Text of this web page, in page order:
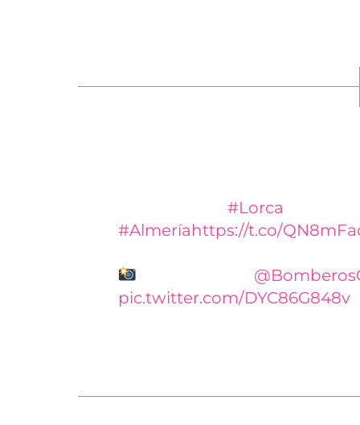
#Lorca
#Almeríahttps://t.co/
pic.twitter.com/DYC86G848v